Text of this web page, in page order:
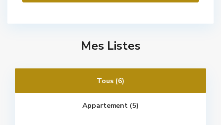
Mes Listes
Tous (6)
Appartement (5)